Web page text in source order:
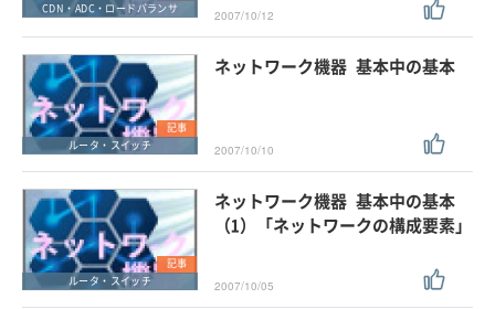
CDN・ADC・ロードバランサ
2007/10/12
記事
ルータ・スイッチ
ネットワーク機器 基本中の基本
2007/10/10
記事
ルータ・スイッチ
ネットワーク機器 基本中の基本
（1）「ネットワークの構成要素」
2007/10/05